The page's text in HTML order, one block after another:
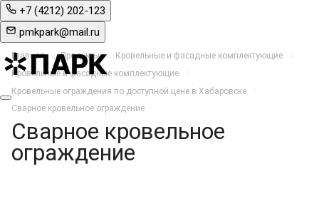
+7 (4212) 202-123
pmkpark@mail.ru
Главная Продукты
Кровельные и фасадные комплектующие
Кровельные и фасадные комплектующие
Кровельные ограждения по доступной цене в Хабаровске
Сварное кровельное ограждение
Сварное кровельное
ограждение